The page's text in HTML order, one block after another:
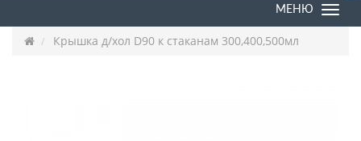
МЕНЮ
Крышка д/хол D90 к стаканам 300,400,500мл